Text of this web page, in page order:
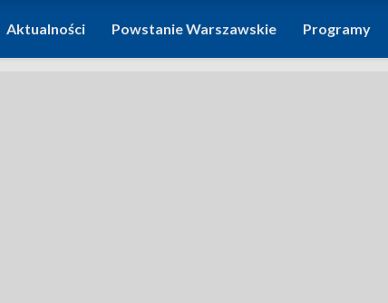
Aktualności Powstanie Warszawskie Programy